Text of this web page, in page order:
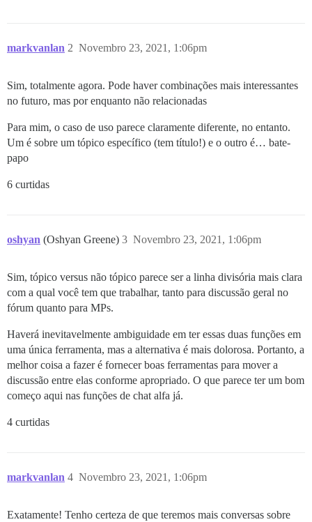
markvanlan Novembro 23, 2021, 1:06pm
2
Sim, totalmente agora. Pode haver combinações mais interessantes
no futuro, mas por enquanto não relacionadas
Para mim, o caso de uso parece claramente diferente, no entanto.
Um é sobre um tópico específico (tem título!) e o outro é… bate-
papo
6 curtidas
oshyan (Oshyan Greene) Novembro 23, 2021, 1:06pm
3
Sim, tópico versus não tópico parece ser a linha divisória mais clara
com a qual você tem que trabalhar, tanto para discussão geral no
fórum quanto para MPs.
Haverá inevitavelmente ambiguidade em ter essas duas funções em
uma única ferramenta, mas a alternativa é mais dolorosa. Portanto, a
melhor coisa a fazer é fornecer boas ferramentas para mover a
discussão entre elas conforme apropriado. O que parece ter um bom
começo aqui nas funções de chat alfa já.
4 curtidas
markvanlan Novembro 23, 2021, 1:06pm
4
Exatamente! Tenho certeza de que teremos mais conversas sobre